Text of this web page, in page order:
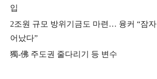
입
2조원 규모 방위기금도 마련 … 융커 “잠
어났다”
獨-佛 주도권 줄다리기 등 변수